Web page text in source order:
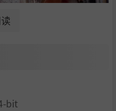
bit